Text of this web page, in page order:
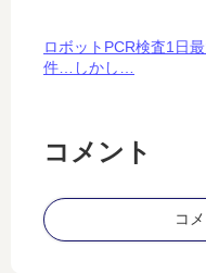
ロボットPCR検査1日
件…しかし…
コメント
コ